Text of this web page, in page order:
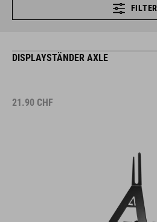
FILTER
DISPLAYSTÄNDER AXLE
21.90 CHF